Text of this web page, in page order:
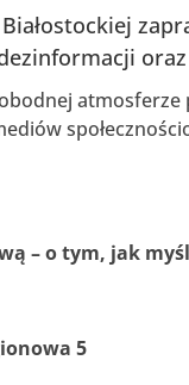
– o tym, jak
5